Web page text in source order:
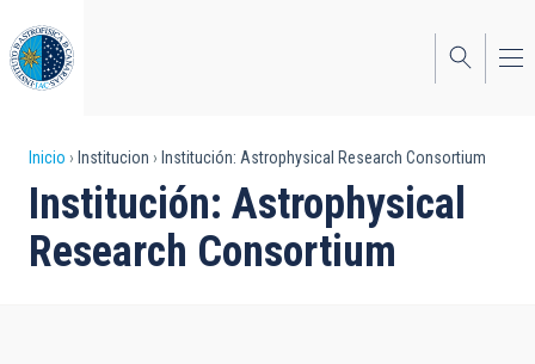
al
contenido
principal
Sobrescribir
enlaces
de
Inicio Institucion Institución: Astrophysical Research Consortium
Institución: Astrophysical
Research Consortium